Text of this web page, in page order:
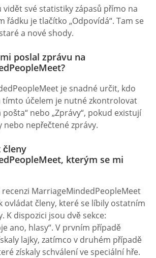
své statistiky zápasů přímo na
řádku je tlačítko „Odpovídá“. Tam se
a nové shody.
poslal zprávu na
je snadné určit, kdo
tímto účelem je nutné zkontrolovat
pošta“ nebo „Zprávy“, pokud existují
nebo nepřečtené zprávy.
členy
kterým se mi
recenzi MarriageMindedPeopleMeet
ovládat členy, které se líbily ostatním
K dispozici jsou dvě sekce:
ano, hlasy“. V prvním případě
lajky, zatímco v druhém případě
získaly schválení ve speciální hře.